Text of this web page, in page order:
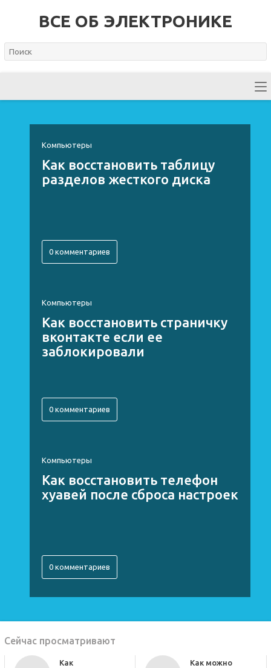
ВСЕ ОБ ЭЛЕКТРОНИКЕ
Компьютеры
Как восстановить таблицу
разделов жесткого диска
0 комментариев
Компьютеры
Как восстановить страничку
вконтакте если ее
заблокировали
0 комментариев
Компьютеры
Как восстановить телефон
хуавей после сброса настроек
0 комментариев
Сейчас просматривают
Как
Как можно